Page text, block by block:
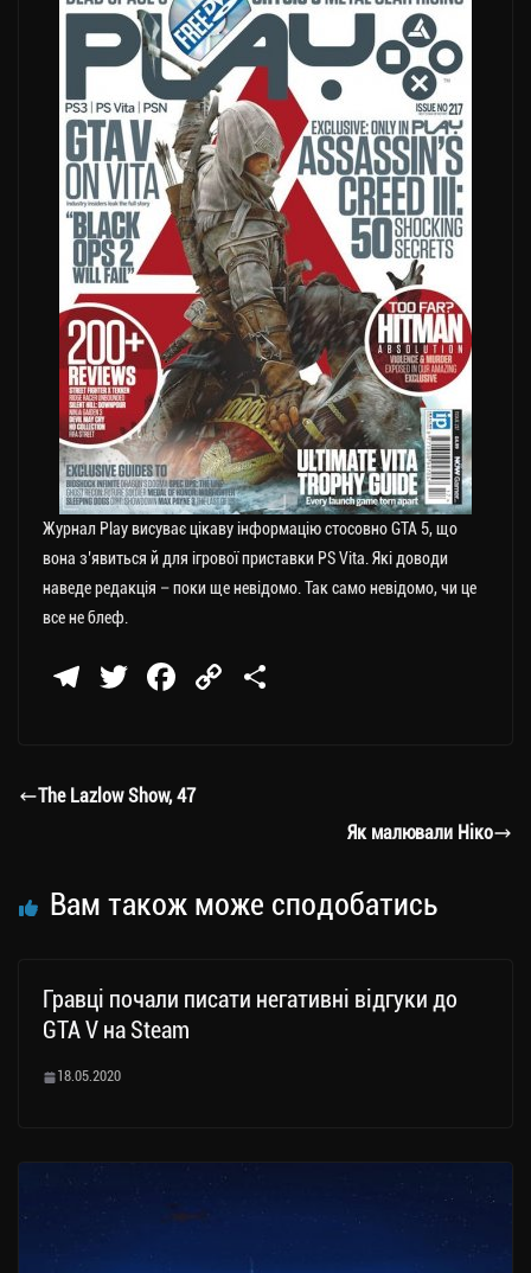
Журнал Play висуває цікаву інформацію стосовно GTA 5, що
вона з’явиться й для ігрової приставки PS Vita. Які доводи
наведе редакція – поки ще невідомо. Так само невідомо, чи це
все не блеф.
Te
a
T
er
Fa
ok
C
The Lazlow Show, 47
Як малювали Ніко
Вам також може сподобатись
Гравці почали писати негативні відгуки до
GTA V на Steam
18.05.2020